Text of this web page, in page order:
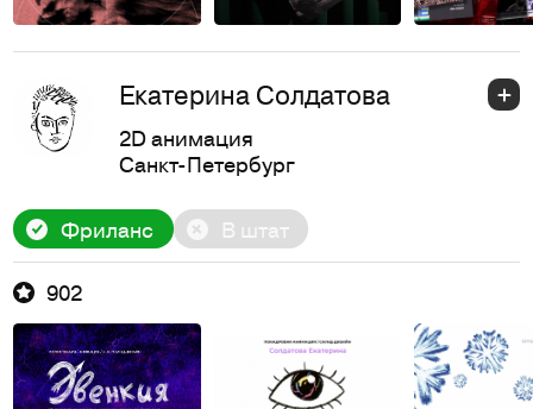
Екатерина Солдатова
2D анимация
Санкт-Петербург
Фриланс В штат
902